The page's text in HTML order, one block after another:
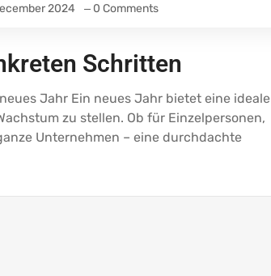
2024 0 Comments
Schritten
Jahr Ein neues Jahr bietet eine ideale
zu stellen. Ob für Einzelpersonen,
Unternehmen – eine durchdachte